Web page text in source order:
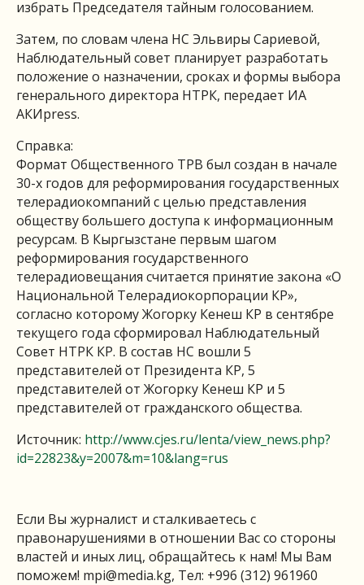
избрать Председателя тайным голосованием.
Затем, по словам члена НС Эльвиры Сариевой,
Наблюдательный совет планирует разработать
положение о назначении, сроках и формы выбора
генерального директора НТРК, передает ИА
АКИpress.
Справка:
Формат Общественного ТРВ был создан в начале
30-х годов для реформирования государственных
телерадиокомпаний с целью представления
обществу большего доступа к информационным
ресурсам. В Кыргызстане первым шагом
реформирования государственного
телерадиовещания считается принятие закона «О
Национальной Телерадиокорпорации КР»,
согласно которому Жогорку Кенеш КР в сентябре
текущего года сформировал Наблюдательный
Совет НТРК КР. В состав НС вошли 5
представителей от Президента КР, 5
представителей от Жогорку Кенеш КР и 5
представителей от гражданского общества.
Источник: http://www.cjes.ru/lenta/view_news.php?
id=22823&y=2007&m=10&lang=rus
Если Вы журналист и сталкиваетесь с
правонарушениями в отношении Вас со стороны
властей и иных лиц, обращайтесь к нам! Мы Вам
поможем! mpi@media.kg, Тел: +996 (312) 961960